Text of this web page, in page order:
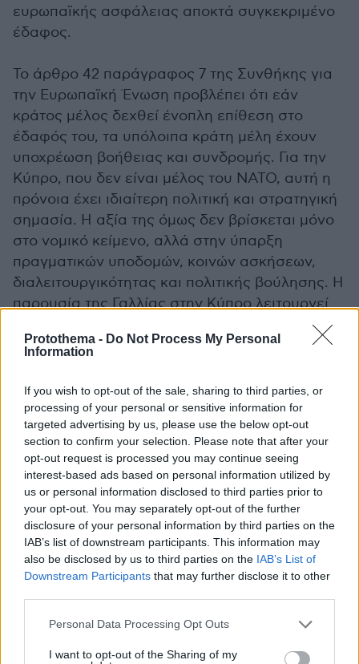
Protothema - Do Not Process My Personal
Information
If you wish to opt-out of the sale, sharing to third parties, or
processing of your personal or sensitive information for
targeted advertising by us, please use the below opt-out
section to confirm your selection. Please note that after your
opt-out request is processed you may continue seeing
interest-based ads based on personal information utilized by
us or personal information disclosed to third parties prior to
your opt-out. You may separately opt-out of the further
disclosure of your personal information by third parties on the
IAB’s list of downstream participants. This information may
also be disclosed by us to third parties on the IAB’s List of
Downstream Participants that may further disclose it to other
Please note that this website/app uses one or more Google
not limited to your visit or usage behaviour. You may click to
Personal Data Processing Opt Outs
I want to opt-out of the Sharing of my
ευρωπαϊκής ασφάλειας αποκτά συγκεκριμένο
έδαφος.
Το άρθρο 42 παράγραφος 7 της Συνθήκης για
την Ευρωπαϊκή Ένωση προβλέπει ότι εάν
κράτος μέλος δεχθεί ένοπλη επίθεση στο
έδαφός του, τα υπόλοιπα κράτη μέλη έχουν
υποχρέωση βοήθειας και συνδρομής. Για την
Κύπρο, που δεν είναι μέλος του ΝΑΤΟ, αυτή η
πρόνοια έχει ιδιαίτερη πολιτική και στρατηγική
σημασία. Η αξία της όμως δεν βρίσκεται μόνο
στο νομικό κείμενο, αλλά στην ύπαρξη
πραγματικών υποδομών, κοινών ασκήσεων,
διαλειτουργικότητας και πολιτικής βούλησης. Η
παρουσία της Γαλλίας στην Κύπρο λειτουργεί
τουρκική ενόχλησηήταν αναμενόμενη. Το
κατοχικό καθεστώς στο ψευδοκράτος έχει ήδη
χαρακτηρίσει τη συμφωνία επικίνδυνη,
υποστηρίζοντας ότι αλλοιώνει την ισορροπία
δυνάμεων και αγνοεί τα δικαιώματα των
Τουρκοκυπρίων. Σε ανακοίνωσή του ανέφερε
ότι η συμφωνία προβλέπει, μεταξύ άλλων,
παρουσία γαλλικών στρατιωτικών στοιχείων,
κοινές ασκήσεις, στρατιωτική εκπαίδευση,
ανταλλαγή τεχνολογίας και υλικοτεχνική
υποστήριξη.